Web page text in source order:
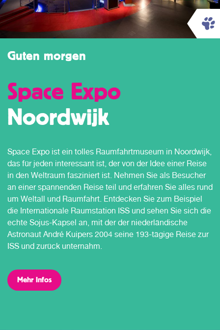
Guten morgen
Space Expo
Noordwijk
Space Expo ist ein tolles Raumfahrtmuseum in Noordwijk,
das für jeden interessant ist, der von der Idee einer Reise
in den Weltraum fasziniert ist. Nehmen Sie als Besucher
an einer spannenden Reise teil und erfahren Sie alles rund
um Weltall und Raumfahrt. Entdecken Sie zum Beispiel
die Internationale Raumstation ISS und sehen Sie sich die
echte Sojus-Kapsel an, mit der der niederländische
Astronaut André Kuipers 2004 seine 193-tägige Reise zur
ISS und zurück unternahm.
Mehr Infos